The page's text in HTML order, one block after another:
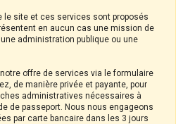
le site et ces services sont proposés
en aucun cas une mission de
administration publique ou une
offre de services via le formulaire
de manière privée et payante, pour
administratives nécessaires à
de passeport. Nous nous engageons
par carte bancaire dans les 3 jours